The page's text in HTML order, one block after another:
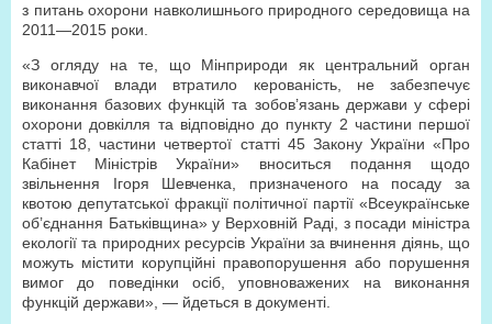
з питань охорони навколишнього природного середовища на
2011—2015 роки.
«З огляду на те, що Мінприроди як центральний орган
виконавчої влади втратило керованість, не забезпечує
виконання базових функцій та зобов’язань держави у сфері
охорони довкілля та відповідно до пункту 2 частини першої
статті 18, частини четвертої статті 45 Закону України «Про
Кабінет Міністрів України» вноситься подання щодо
звільнення Ігоря Шевченка, призначеного на посаду за
квотою депутатської фракції політичної партії «Всеукраїнське
об’єднання Батьківщина» у Верховній Раді, з посади міністра
екології та природних ресурсів України за вчинення діянь, що
можуть містити корупційні правопорушення або порушення
вимог до поведінки осіб, уповноважених на виконання
функцій держави», — йдеться в документі.